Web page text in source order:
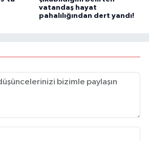
vatandaş hayat
pahalılığından dert yandı!